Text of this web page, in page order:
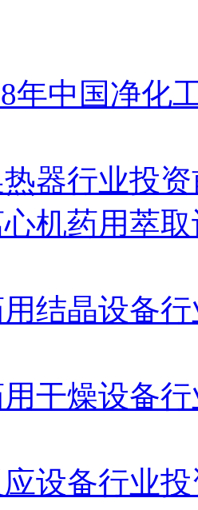
年中国净化
热器行业投
心机药用萃
用结晶设备
用干燥设备
应设备行业